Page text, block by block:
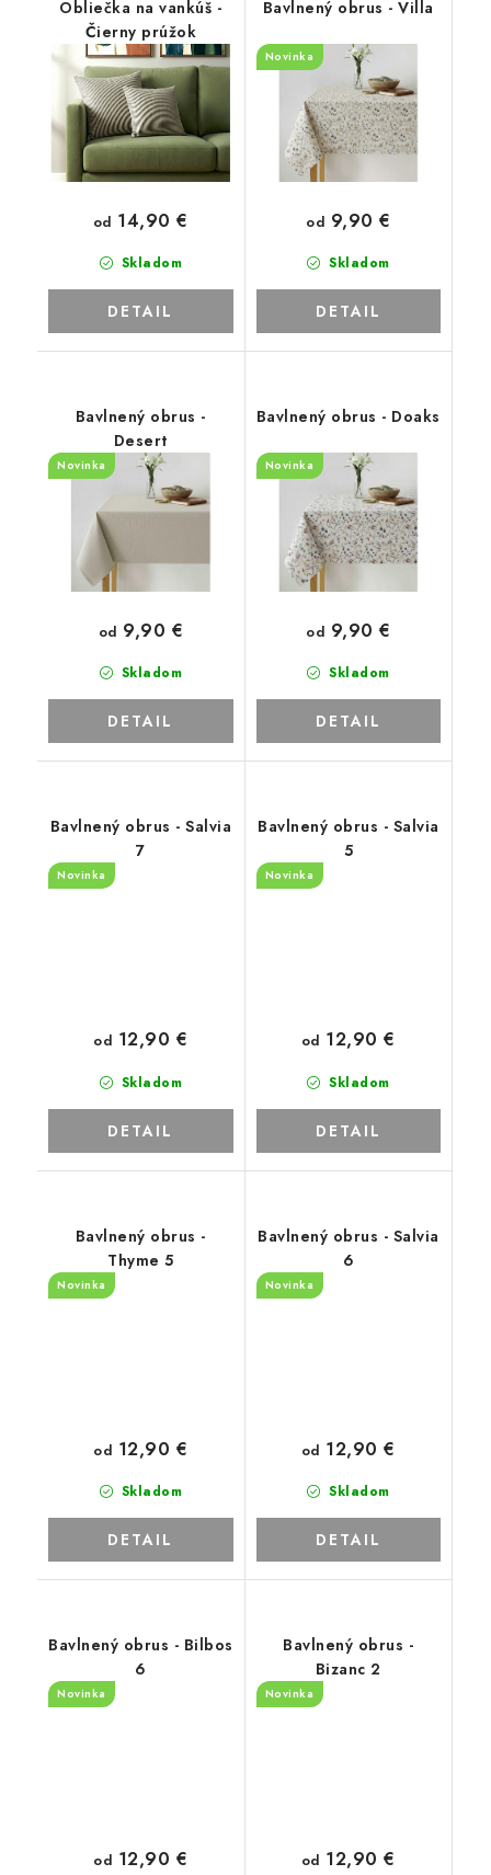
Obliečka na vankúš -
Čierny prúžok
Skladom
od 14,90 €
DETAIL
Bavlnený obrus - Villa
Novinka
Skladom
od 9,90 €
DETAIL
Bavlnený obrus -
Desert
Novinka
Skladom
od 9,90 €
DETAIL
Bavlnený obrus - Doaks
Novinka
Skladom
od 9,90 €
DETAIL
Bavlnený obrus - Salvia
7
Novinka
Skladom
od 12,90 €
DETAIL
Bavlnený obrus - Salvia
5
Novinka
Skladom
od 12,90 €
DETAIL
Bavlnený obrus -
Thyme 5
Novinka
Skladom
od 12,90 €
DETAIL
Bavlnený obrus - Salvia
6
Novinka
Skladom
od 12,90 €
DETAIL
Bavlnený obrus - Bilbos
6
Novinka
od 12,90 €
Bavlnený obrus -
Bizanc 2
Novinka
od 12,90 €